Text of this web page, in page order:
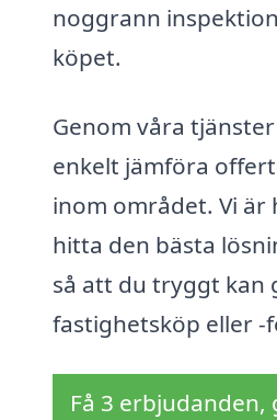
noggrann
köpet.
Genom våra
enkelt jämföra
inom området. Vi
hitta den bästa
så att du tryggt kan
fastighetsköp eller -
Få 3